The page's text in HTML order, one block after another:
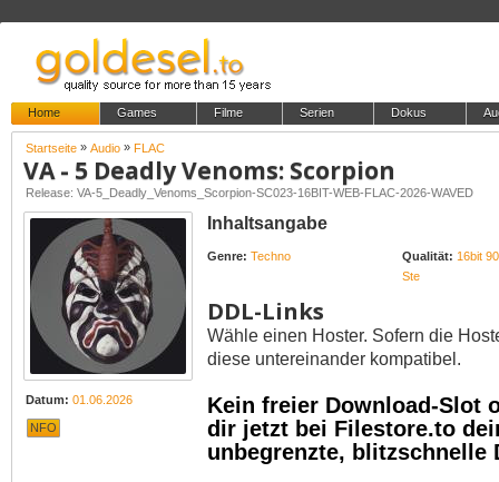
Home Games Filme Serien Dokus
Startseite » Audio » FLAC
VA - 5 Deadly Venoms: Scorpion
Release: VA-5_Deadly_Venoms_Scorpion-SC023-16BIT-WEB-FLAC-2026-WAVED
Datum: 01.06.2026
NFO
Inhaltsangabe
Genre: Techno Qualität: 16bit
Ste
DDL-Links
Wähle einen Hoster. Sofern die
diese untereinander kompatibel.
Kein freier Download-Slot
dir jetzt bei Filestore.to
unbegrenzte, blitzschnelle